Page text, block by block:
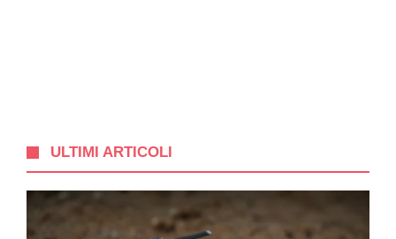
ULTIMI ARTICOLI